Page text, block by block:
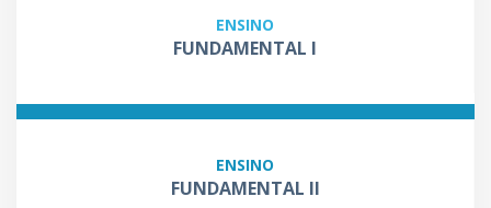
ENSINO
FUNDAMENTAL I
ENSINO
FUNDAMENTAL II